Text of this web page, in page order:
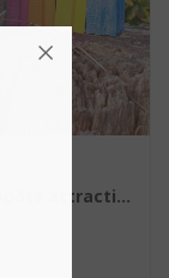
Blocs appâts attractifs Nara pour rongeurs